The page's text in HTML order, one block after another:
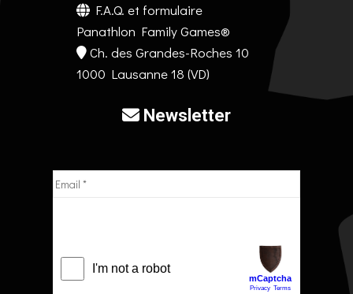
F.A.Q. et formulaire
Panathlon Family Games®
Ch. des Grandes-Roches 10
1000 Lausanne 18 (VD)
Newsletter